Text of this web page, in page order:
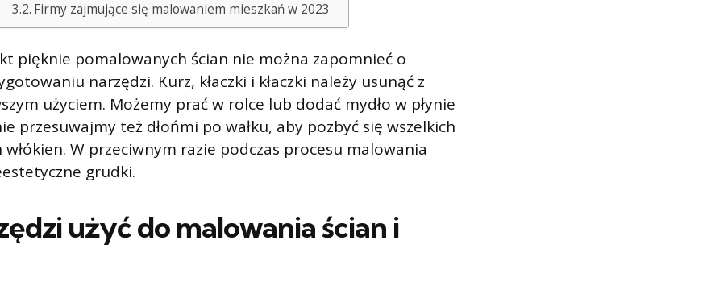
Firmy zajmujące się malowaniem mieszkań w 2023
pięknie pomalowanych ścian nie można zapomnieć o
narzędzi. Kurz, kłaczki i kłaczki należy usunąć z
użyciem. Możemy prać w rolce lub dodać mydło w płynie
przesuwajmy też dłońmi po wałku, aby pozbyć się wszelkich
W przeciwnym razie podczas procesu malowania
grudki.
użyć do malowania ścian i